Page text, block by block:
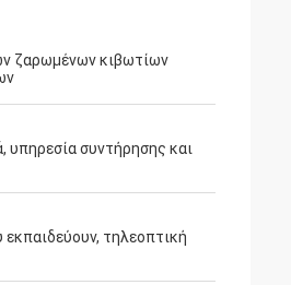
ζαρωμένων κιβωτίων
υπηρεσία συντήρησης και
εκπαιδεύουν, τηλεοπτική